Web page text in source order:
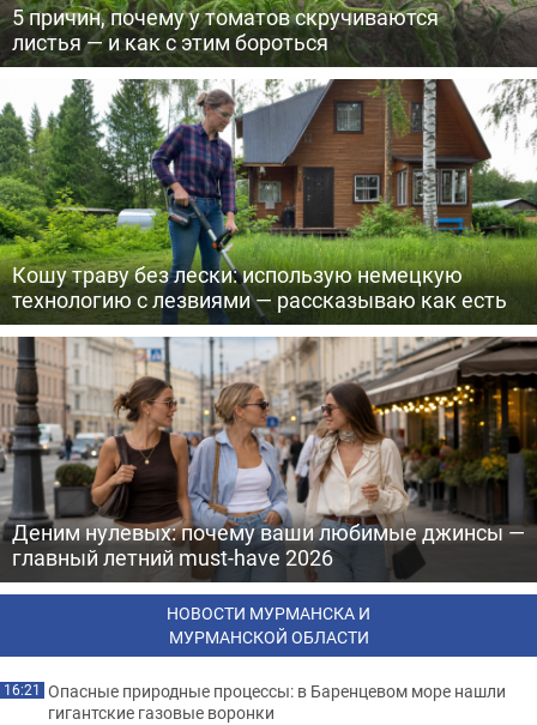
5 причин, почему у томатов скручиваются
листья — и как с этим бороться
Кошу траву без лески: использую немецкую
технологию с лезвиями — рассказываю как есть
Деним нулевых: почему ваши любимые джинсы —
главный летний must-have 2026
НОВОСТИ МУРМАНСКА И
МУРМАНСКОЙ ОБЛАСТИ
16:21 Опасные природные процессы: в Баренцевом море нашли
гигантские газовые воронки